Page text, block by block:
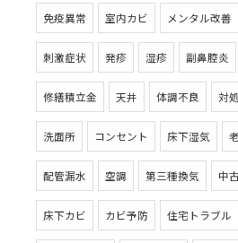
免疫異常 室内カビ メンタル改善
刺激症状 発疹 湿疹 副鼻腔炎
修繕積立金 天井 体調不良 対
洗面所 コンセント 床下湿気
配管漏水 空調 第三種換気 中
床下カビ カビ予防 住宅トラブル